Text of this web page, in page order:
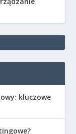
kluczowe